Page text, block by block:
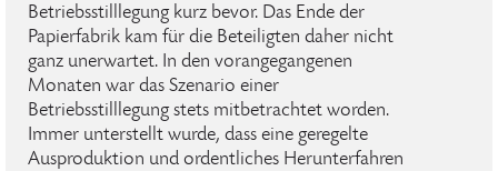
Betriebsstilllegung kurz bevor. Das Ende der
Papierfabrik kam für die Beteiligten daher nicht
ganz unerwartet. In den vorangegangenen
Monaten war das Szenario einer
Betriebsstilllegung stets mitbetrachtet worden.
Immer unterstellt wurde, dass eine geregelte
Ausproduktion und ordentliches Herunterfahren